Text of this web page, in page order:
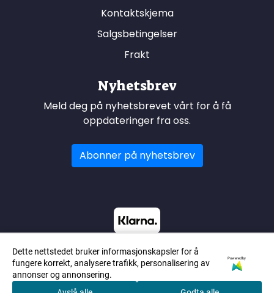
Kontaktskjema
Salgsbetingelser
Frakt
Nyhetsbrev
Meld deg på nyhetsbrevet vårt for å få
oppdateringer fra oss.
Abonner på nyhetsbrev
Dette nettstedet bruker informasjonskapsler for å
fungere korrekt, analysere trafikk, personalisering av
annonser og annonsering.
Powered by